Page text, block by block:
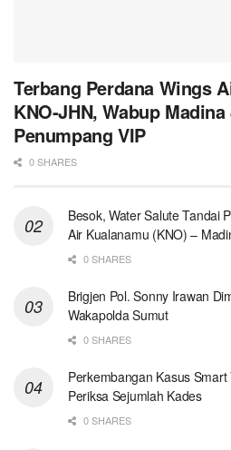
Terbang Perdana Wings
KNO-JHN, Wabup
Penumpang VIP
0 SHARES
Besok, Water Salute Tandai
Air Kualanamu (KNO) –
0 SHARES
Brigjen Pol. Sonny Irawan
Wakapolda Sumut
0 SHARES
Perkembangan Kasus
Periksa Sejumlah Kades
0 SHARES